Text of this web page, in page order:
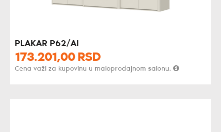
PLAKAR P62/AI
173.201,00 RSD
Cena važi za kupovinu u maloprodajnom salonu.